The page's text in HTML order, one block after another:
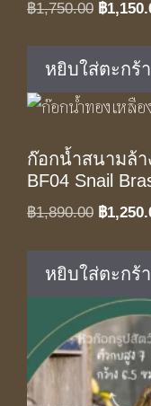
฿1,750.00 Original
฿
฿
หยิบใส่ตะกร้า
ก๊อกน้ำสนามล้า
BF04 Snail
฿1,890.00 Original
฿
฿
หยิบใส่ตะกร้า